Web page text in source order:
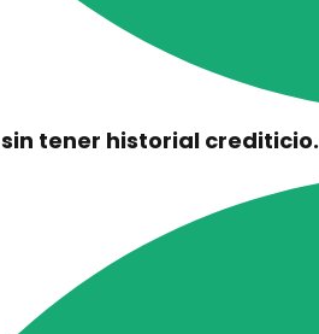
sin tener historial crediticio.